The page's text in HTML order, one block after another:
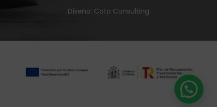
Diseño: Coto Consulting